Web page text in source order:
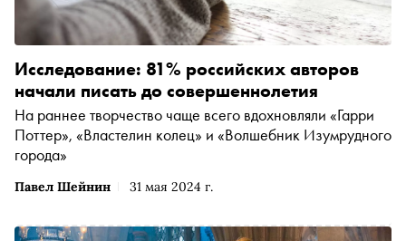
Павел Шейнин 31 мая 2024 г.
Исследование: 81% российских авторов
начали писать до совершеннолетия
На раннее творчество чаще всего вдохновляли «Гарри
Поттер», «Властелин колец» и «Волшебник Изумрудного
города»